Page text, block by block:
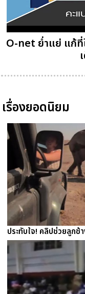
O-net ย่ำแย่ แก้ที่
เรื่องยอดนิยม
ประทับใจ! คลิปช่วยลูกช้